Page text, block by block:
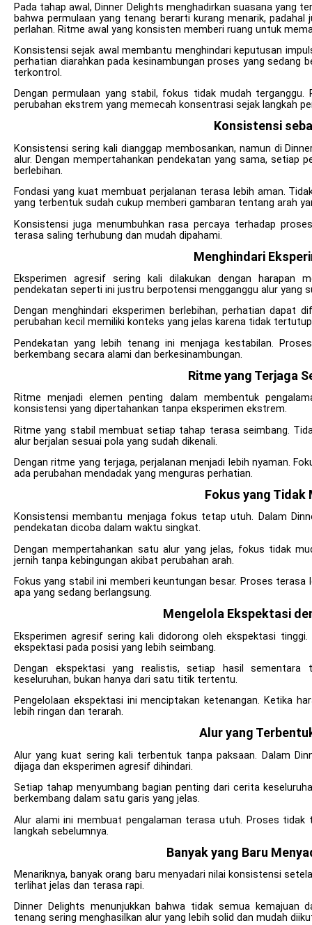
Pada tahap awal, Dinner Delights menghadirkan suasana yang
bahwa permulaan yang tenang berarti kurang menarik,
perlahan. Ritme awal yang konsisten memberi ruang untuk
Konsistensi sejak awal membantu menghindari keputusan
perhatian diarahkan pada kesinambungan proses yang sedang
terkontrol.
Dengan permulaan yang stabil, fokus tidak mudah
perubahan ekstrem yang memecah konsentrasi sejak langkah
Konsistensi
Konsistensi sering kali dianggap membosankan, namun di
alur. Dengan mempertahankan pendekatan yang sama, setiap
berlebihan.
Fondasi yang kuat membuat perjalanan terasa lebih aman.
yang terbentuk sudah cukup memberi gambaran tentang arah
Konsistensi juga menumbuhkan rasa percaya terhadap
terasa saling terhubung dan mudah dipahami.
Menghindari
Eksperimen agresif sering kali dilakukan dengan harapan
pendekatan seperti ini justru berpotensi mengganggu alur yang
Dengan menghindari eksperimen berlebihan, perhatian dapat
perubahan kecil memiliki konteks yang jelas karena tidak
Pendekatan yang lebih tenang ini menjaga kestabilan.
berkembang secara alami dan berkesinambungan.
Ritme yang Terjaga
Ritme menjadi elemen penting dalam membentuk
konsistensi yang dipertahankan tanpa eksperimen ekstrem.
Ritme yang stabil membuat setiap tahap terasa seimbang.
alur berjalan sesuai pola yang sudah dikenali.
Dengan ritme yang terjaga, perjalanan menjadi lebih nyaman.
ada perubahan mendadak yang menguras perhatian.
Fokus yang Tidak
Konsistensi membantu menjaga fokus tetap utuh. Dalam
pendekatan dicoba dalam waktu singkat.
Dengan mempertahankan satu alur yang jelas, fokus tidak
jernih tanpa kebingungan akibat perubahan arah.
Fokus yang stabil ini memberi keuntungan besar. Proses
apa yang sedang berlangsung.
Mengelola Ekspektasi
Eksperimen agresif sering kali didorong oleh ekspektasi
ekspektasi pada posisi yang lebih seimbang.
Dengan ekspektasi yang realistis, setiap hasil
keseluruhan, bukan hanya dari satu titik tertentu.
Pengelolaan ekspektasi ini menciptakan ketenangan. Ketika
lebih ringan dan terarah.
Alur yang
Alur yang kuat sering kali terbentuk tanpa paksaan. Dalam
dijaga dan eksperimen agresif dihindari.
Setiap tahap menyumbang bagian penting dari cerita
berkembang dalam satu garis yang jelas.
Alur alami ini membuat pengalaman terasa utuh. Proses
langkah sebelumnya.
Banyak yang Baru
Menariknya, banyak orang baru menyadari nilai konsistensi
terlihat jelas dan terasa rapi.
Dinner Delights menunjukkan bahwa tidak semua
tenang sering menghasilkan alur yang lebih solid dan mudah